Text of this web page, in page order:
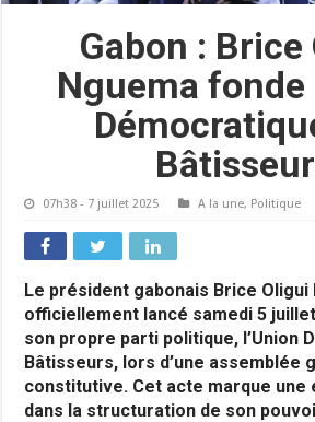
Gabon : Brice
Nguema fonde
07h38 - 7 juillet 2025 A la une, Politique
Le président gabonais Brice Oligui
officiellement lancé samedi 5
son propre parti politique, l’Union
Bâtisseurs, lors d’une assemblée
constitutive. Cet acte marque une
dans la structuration de son